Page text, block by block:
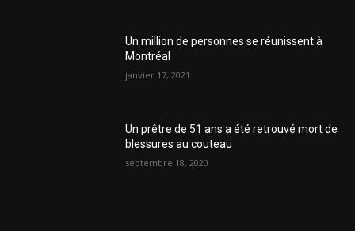
Un million de personnes se réunissent à
Montréal
janvier 17, 2021
Un prêtre de 51 ans a été retrouvé mort de
blessures au couteau
septembre 18, 2020